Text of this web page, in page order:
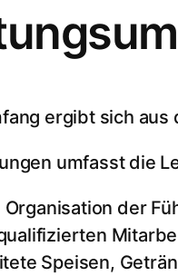
ergibt sich
umfasst die
Organisation der
Speisen,